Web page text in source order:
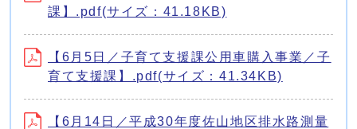
課】.pdf(サイズ：41.18KB)
【6月5日／子育て支援課公用車購入事業／子
育て支援課】.pdf(サイズ：41.34KB)
【6月14日／平成30年度佐山地区排水路測量